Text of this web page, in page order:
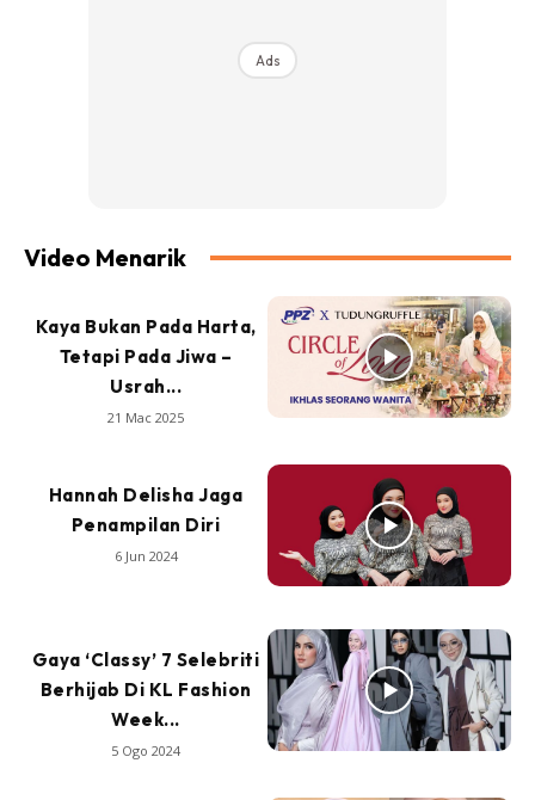
Ads
Video Menarik
Kaya Bukan Pada Harta,
Tetapi Pada Jiwa –
Usrah...
21 Mac 2025
Hannah Delisha Jaga
Penampilan Diri
6 Jun 2024
Gaya ‘Classy’ 7 Selebriti
Berhijab Di KL Fashion
Week...
5 Ogo 2024